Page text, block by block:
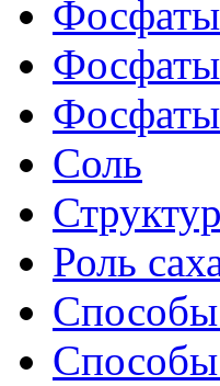
Соль
Роль
Способы
Способы